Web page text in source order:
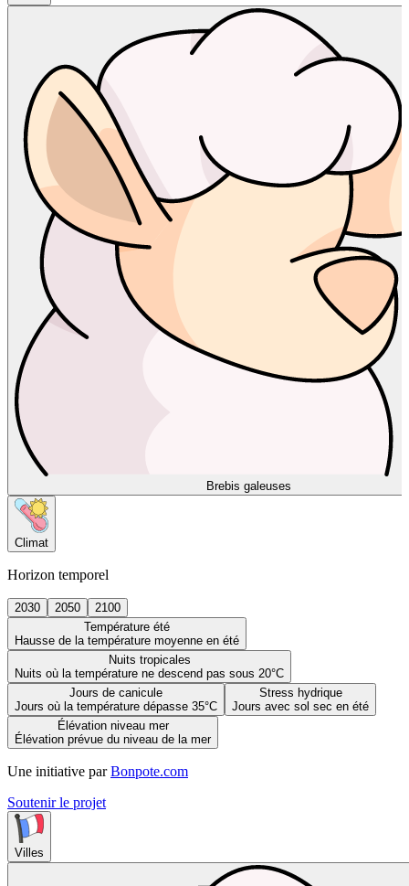
Brebis galeuses
Climat
Horizon temporel
2030 2050
2100
Température été
Hausse de la température moyenne en été
Nuits tropicales
Nuits où la température ne descend pas sous 20°C
Jours de canicule
Jours où la température dépasse 35°C
Stress hydrique
Jours avec sol sec en été
Élévation niveau mer
Élévation prévue du niveau de la mer
Une initiative par Bonpote.com
Soutenir le projet
Villes